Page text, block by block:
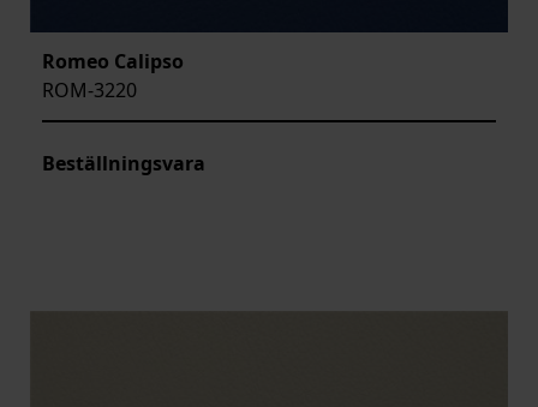
Romeo Calipso
ROM-3220
Beställningsvara